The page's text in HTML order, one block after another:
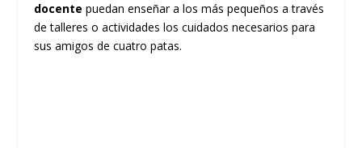
docentepuedan enseñar a los más pequeños a través
de talleres o actividades los cuidados necesarios para
sus amigos de cuatro patas.